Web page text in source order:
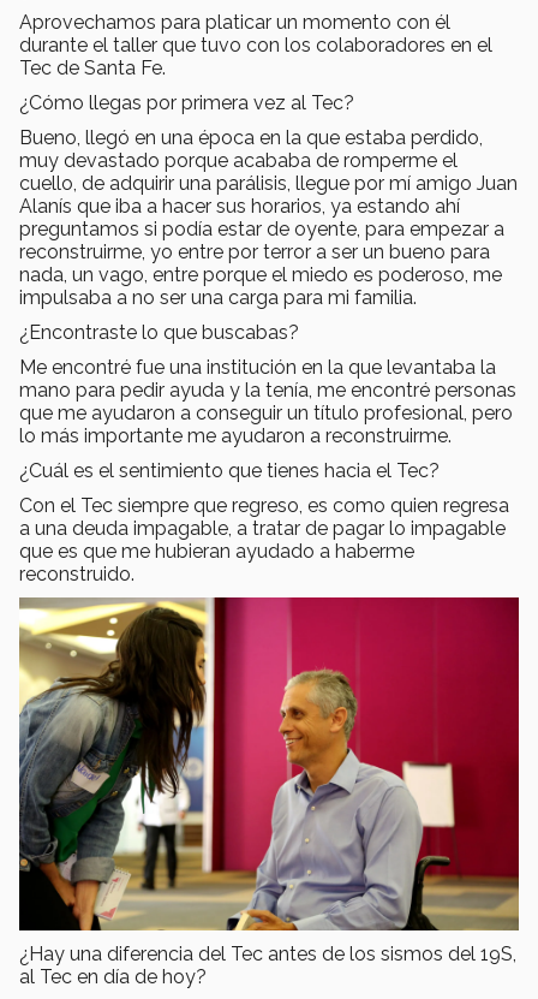
Aprovechamos para platicar un momento con él
durante el taller que tuvo con los colaboradores en el
Tec de Santa Fe.
¿Cómo llegas por primera vez al Tec?
Bueno, llegó en una época en la que estaba perdido,
muy devastado porque acababa de romperme el
cuello, de adquirir una parálisis, llegue por mí amigo Juan
Alanís que iba a hacer sus horarios, ya estando ahí
preguntamos si podía estar de oyente, para empezar a
reconstruirme, yo entre por terror a ser un bueno para
nada, un vago, entre porque el miedo es poderoso, me
impulsaba a no ser una carga para mi familia.
¿Encontraste lo que buscabas?
Me encontré fue una institución en la que levantaba la
mano para pedir ayuda y la tenía, me encontré personas
que me ayudaron a conseguir un título profesional, pero
lo más importante me ayudaron a reconstruirme.
¿Cuál es el sentimiento que tienes hacia el Tec?
Con el Tec siempre que regreso, es como quien regresa
a una deuda impagable, a tratar de pagar lo impagable
que es que me hubieran ayudado a haberme
reconstruido.
¿Hay una diferencia del Tec antes de los sismos del 19S,
al Tec en día de hoy?